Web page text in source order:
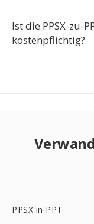
Ist die PPSX-zu-
kostenpflichtig?
PPSX in PPT